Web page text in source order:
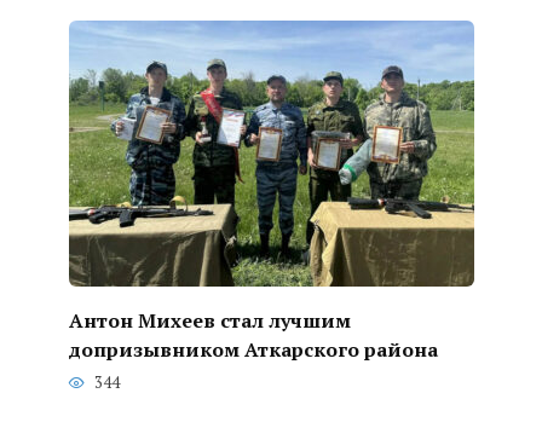
Антон Михеев стал лучшим
допризывником Аткарского района
344